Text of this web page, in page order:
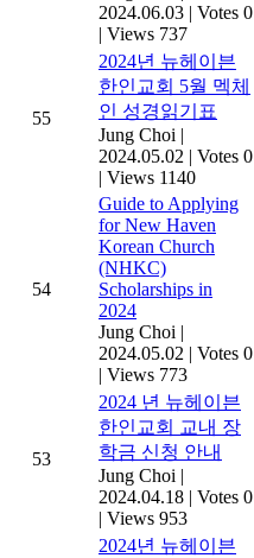
2024.06.03 | Votes 0
| Views 737
55
2024년 뉴헤이븐
한인교회 5월 멕체
인 성경읽기표
Jung Choi |
2024.05.02 | Votes 0
| Views 1140
54
Guide to Applying
for New Haven
Korean Church
(NHKC)
Scholarships in
2024
Jung Choi |
2024.05.02 | Votes 0
| Views 773
53
2024 년 뉴헤이븐
한인교회 교내 장
학금 신청 안내
Jung Choi |
2024.04.18 | Votes 0
| Views 953
2024년 뉴헤이븐